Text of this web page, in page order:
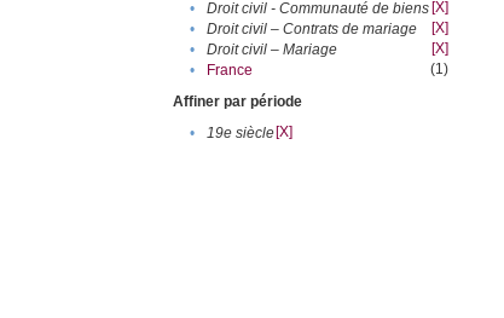
•
Droit civil - Communauté de biens [X]
•
Droit civil – Contrats de mariage
[X]
•
Droit civil – Mariage
[X]
•
France
(1)
Affiner par période
•
19e siècle[X]